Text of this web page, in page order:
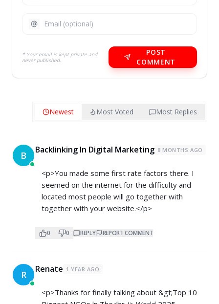
* Your email is kept private and
never published.
POST
COMMENT
Newest Most Voted Most Replies
B Backlinking In Digital Marketing 8 MONTHS AGO
<p>You made some first rate factors there. I
seemed on the internet for the difficulty and
located most people will go together with
together with your website.</p>
0 0 REPLY REPORT COMMENT
R Renate 1 YEAR AGO
<p>Thanks for finally talking about &gt;Top 10